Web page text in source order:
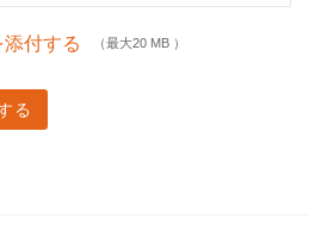
付する （最大20 MB ）
る